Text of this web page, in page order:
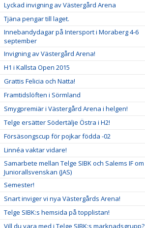
Lyckad invigning av Västergård Arena
Tjäna pengar till laget.
Innebandydagar på Intersport i Moraberg 4-6
september
Invigning av Västergård Arena!
H1 i Kallsta Open 2015
Grattis Felicia och Natta!
Framtidslöften i Sörmland
Smygpremiär i Västergård Arena i helgen!
Telge ersätter Södertälje Östra i H2!
Försäsongscup för pojkar födda -02
Linnéa vaktar vidare!
Samarbete mellan Telge SIBK och Salems IF om
Juniorallsvenskan (JAS)
Semester!
Snart inviger vi nya Västergårds Arena!
Telge SIBK:s hemsida på topplistan!
Vill du vara med i Telge SIBK:s marknadsgrupp?